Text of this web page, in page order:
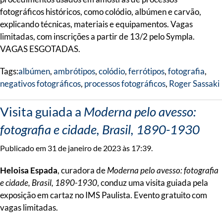
fotográficos históricos, como colódio, albúmen e carvão,
explicando técnicas, materiais e equipamentos. Vagas
limitadas, com inscrições a partir de 13/2 pelo Sympla.
VAGAS ESGOTADAS.
Tags:albúmen,ambrótipos,colódio,ferrótipos,fotografia,
negativos fotográficos, processos fotográficos, Roger Sassaki
Visita guiada a Moderna pelo avesso:
fotografia e cidade, Brasil, 1890-1930
Publicado em 31 de janeiro de 2023 às 17:39.
Heloisa Espada, curadora deModerna pelo avesso: fotografia
e cidade, Brasil, 1890-1930, conduz uma visita guiada pela
exposição em cartaz no IMS Paulista. Evento gratuito com
vagas limitadas.